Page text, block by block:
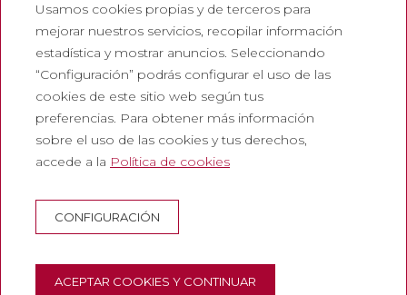
Política de privacidad
Política de cookies
Política de redes sociales
Canal de denuncias
Corporativo
Abadia de Montserrat
Escolania de Montserrat
Usamos cookies propias y de terceros para
mejorar nuestros servicios, recopilar información
estadística y mostrar anuncios. Seleccionando
“Configuración” podrás configurar el uso de las
cookies de este sitio web según tus
preferencias. Para obtener más información
sobre el uso de las cookies y tus derechos,
accede a la Política de cookies
CONFIGURACIÓN
ACEPTAR COOKIES Y CONTINUAR